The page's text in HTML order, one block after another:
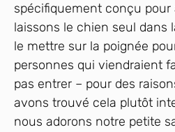
spécifiquement conçu pour
laissons le chien seul dans
le mettre sur la poignée
personnes qui viendraient
pas entrer – pour des
avons trouvé cela plutôt
nous adorons notre petite